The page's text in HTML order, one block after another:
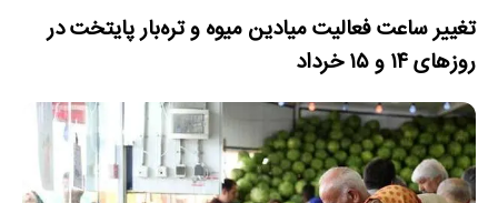
تغییر ساعت فعالیت میادین میوه و تره‌بار پایتخت در
روزهای ۱۴ و ۱۵ خرداد